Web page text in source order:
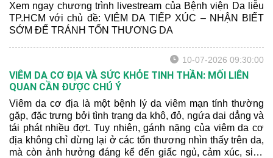
Xem ngay chương trình livestream của Bệnh viện Da liễu
TP.HCM với chủ đề: VIÊM DA TIẾP XÚC – NHẬN BIẾT
SỚM ĐỂ TRÁNH TỔN THƯƠNG DA
10-07-2026 09:30:00
VIÊM DA CƠ ĐỊA VÀ SỨC KHỎE TINH THẦN: MỐI LIÊN
QUAN CẦN ĐƯỢC CHÚ Ý
Viêm da cơ địa là một bệnh lý da viêm mạn tính thường
gặp, đặc trưng bởi tình trạng da khô, đỏ, ngứa dai dẳng và
tái phát nhiều đợt. Tuy nhiên, gánh nặng của viêm da cơ
địa không chỉ dừng lại ở các tổn thương nhìn thấy trên da,
mà còn ảnh hưởng đáng kể đến giấc ngủ, cảm xúc, sinh